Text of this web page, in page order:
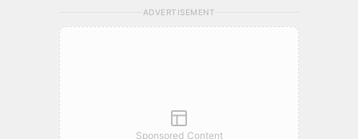
ADVERTISEMENT
Sponsored Content